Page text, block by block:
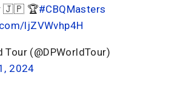
🇯🇵 🏆#CBQMasters
ljZVWvhp4H
Tour (@DPWorldTour)
2024